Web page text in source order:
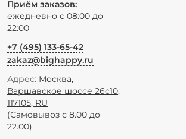
Приём заказов:
ежедневно с 08:00 до
22:00
+7 (495) 133-65-42
zakaz@bighappy.ru
Адрес: Москва,
Варшавское шоссе 26с10,
117105, RU
(Самовывоз с 8.00 до
22.00)